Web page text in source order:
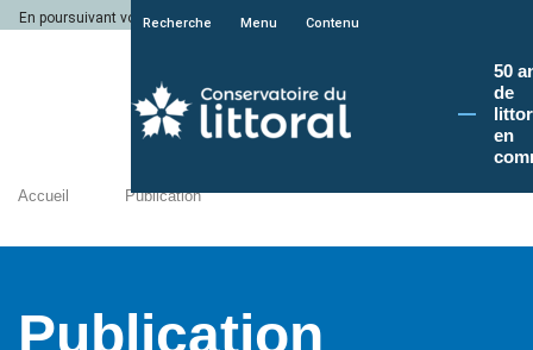
En poursuivant votre navigation sur le site du Conservatoire du littoral, vous
Recherche Menu Contenu
50
de
en
Accueil Publication
Publication